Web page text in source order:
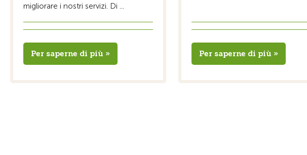
migliorare i nostri servizi. Di ...
Per saperne di più » Per saperne di più »